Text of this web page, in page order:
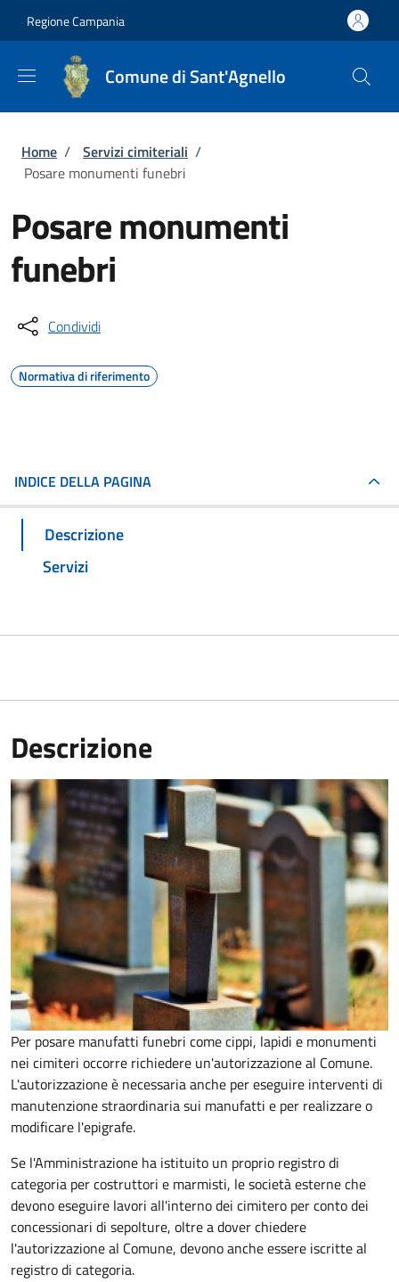
Regione Campania
Comune di Sant'Agnello
Briciole di pane
Home / Servizi cimiteriali /
Posare monumenti funebri
Posare monumenti
funebri
Condividi
Normativa di riferimento
INDICE DELLA PAGINA
Descrizione
Servizi
Descrizione
Per posare manufatti funebri come cippi, lapidi e monumenti
nei cimiteri occorre richiedere un'autorizzazione al Comune.
L'autorizzazione è necessaria anche per eseguire interventi di
manutenzione straordinaria sui manufatti e per realizzare o
modificare l'epigrafe.
Se l'Amministrazione ha istituito un proprio registro di
categoria per costruttori e marmisti, le società esterne che
devono eseguire lavori all'interno dei cimitero per conto dei
concessionari di sepolture, oltre a dover chiedere
l'autorizzazione al Comune, devono anche essere iscritte al
registro di categoria.